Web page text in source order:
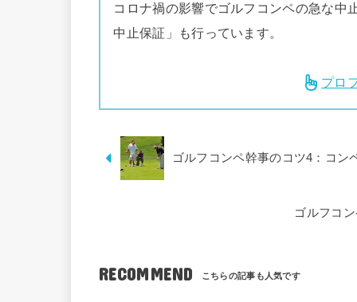
コロナ禍の影響でゴルフコンペの急な中
中止保証」も行っています。
プロ
ゴルフコンペ幹事のコツ4：コン
ゴルフコ
RECOMMEND